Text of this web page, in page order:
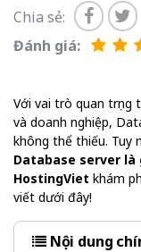
Chia sẻ:
Đánh giá:
Với vai trò quan
và doanh nghiệp,
không thể thiếu. Tuy
Database server là
HostingViet khám
viết dưới đây!
Nội dung